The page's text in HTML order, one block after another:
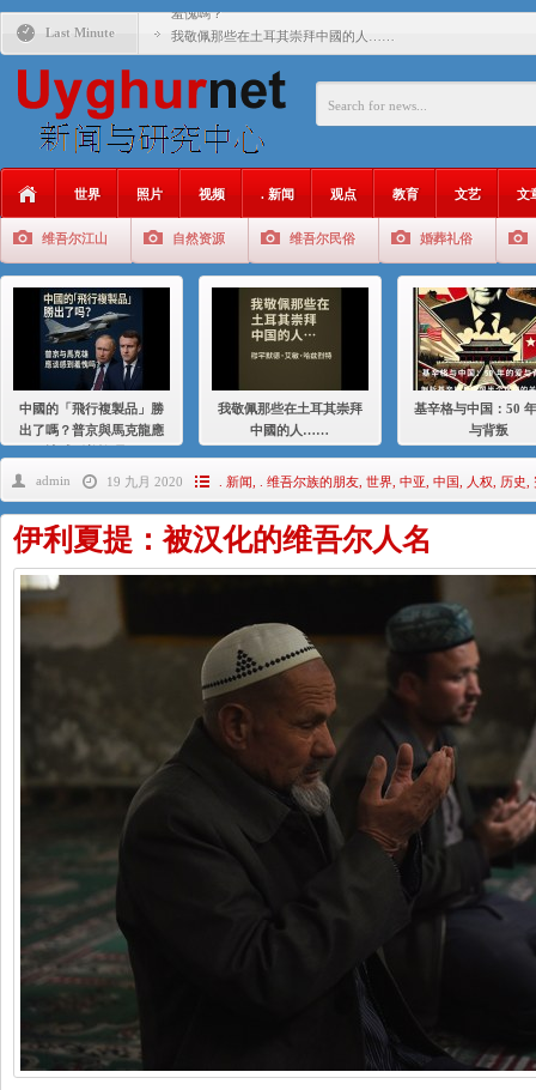
Last Minute
羞愧嗎？
我敬佩那些在土耳其崇拜中國的人……
基辛格与中国：50 年的爱与背叛
年的百年關係
大一统情结使魏京生失去理智 / 伊利夏提
伊利夏提：在自责与内疚中的挣扎
伊利夏提：消失在集中营的红衣女孩
伊利夏提：维吾尔种族灭绝
世界 照片 视频 . 新闻 观点 教育 文艺 文
维吾尔江山 自然资源 维吾尔民俗 婚葬礼俗
中國的「飛行複製品」勝
出了嗎？普京與馬克龍應
我敬佩那些在土耳其崇拜
中國的人……
基辛格与中国：50
与背叛
admin 19 九月 2020 . 新闻 . 维吾尔族的朋友 世界 中亚 中国 人权 历史
伊利夏提：被汉化的维吾尔人名